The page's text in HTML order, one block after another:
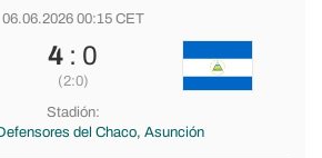
06.06.2026 00:15 CET
4 : 0
(2:0)
Stadión:
del Chaco, Asunción